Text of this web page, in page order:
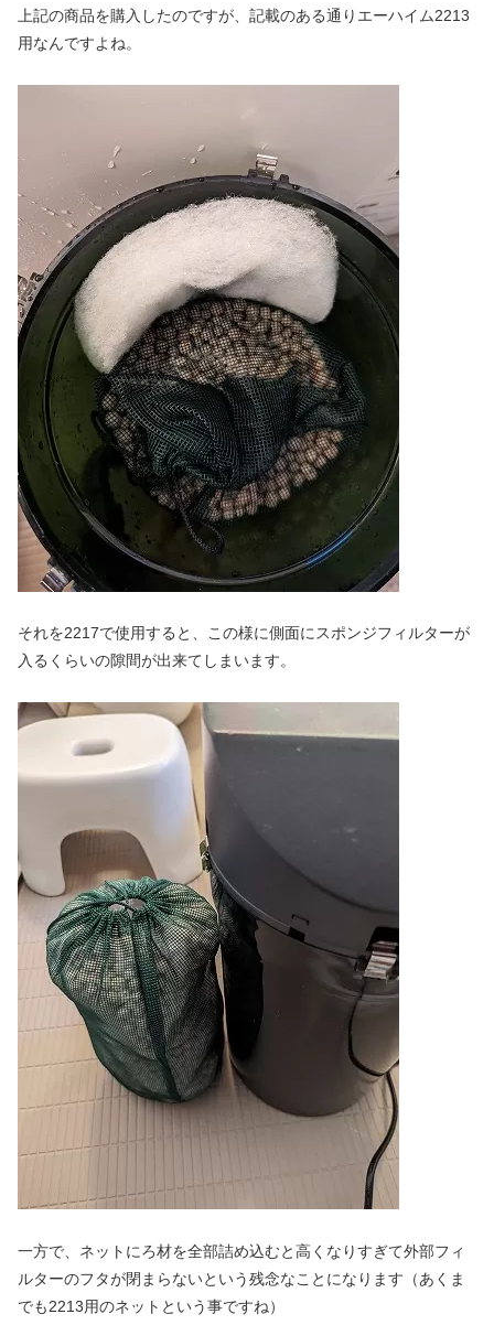
上記の商品を購入したのですが、記載のある通りエーハイム2213
用なんですよね。
それを2217で使用すると、この様に側面にスポンジフィルターが
入るくらいの隙間が出来てしまいます。
一方で、ネットにろ材を全部詰め込むと高くなりすぎて外部フィ
ルターのフタが閉まらないという残念なことになります（あくま
でも2213用のネットという事ですね）